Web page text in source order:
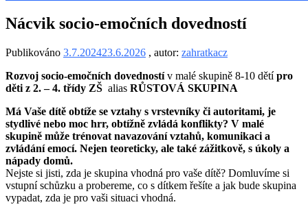
Nácvik socio-emočních dovedností
Publikováno 3.7.202423.6.2026 , autor: zahratkacz
Rozvoj socio-emočních dovednostív malé skupině 8-10 dětípro
děti z 2. – 4. třídy ZŠ alias RŮSTOVÁ SKUPINA
Má Vaše dítě obtíže se vztahy s vrstevníky či autoritami, je
stydlivé nebo moc hrr, obtížně zvládá konflikty? V malé
skupině může trénovat navazování vztahů, komunikaci a
zvládání emocí. Nejen teoreticky, ale také zážitkově, s úkoly a
nápady domů.
Nejste si jisti, zda je skupina vhodná pro vaše dítě? Domluvíme si
vstupní schůzku a probereme, co s dítkem řešíte a jak bude skupina
vypadat, zda je pro vaši situaci vhodná.